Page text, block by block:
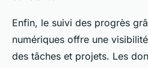
Enfin, le suivi des progrès
numériques offre une
des tâches et projets. Les